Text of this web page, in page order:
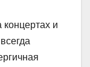
концертах и